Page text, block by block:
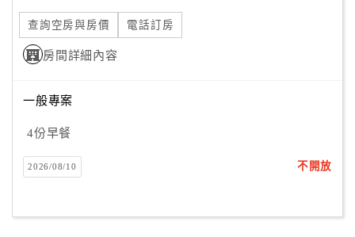
紅
利
查
訂
房
Q&A
查詢空房與房價 電話訂房
房間詳細內容
一般專案
4份早餐
2026/08/10 不開放